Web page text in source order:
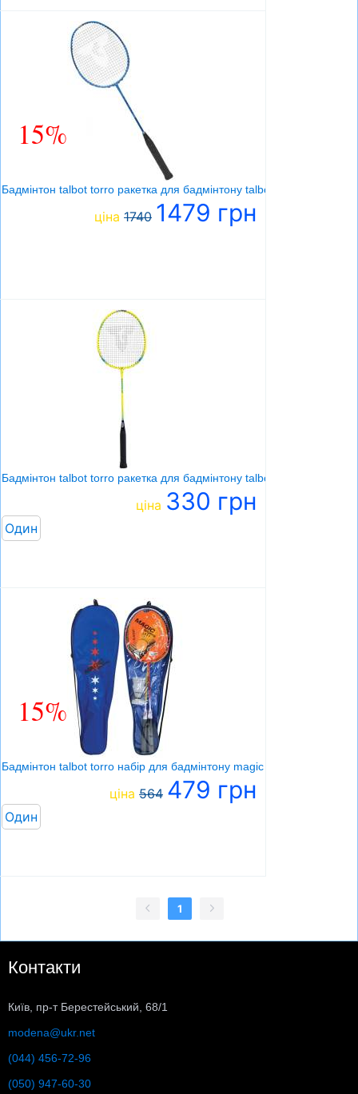
15%
Бадмінтон talbot torro ракетка для бадмінтону talbot isoforce 411.8
ціна 1740 1479 грн
Бадмінтон talbot torro ракетка для бадмінтону talbot attacker
ціна 330 грн
Один
15%
Бадмінтон talbot torro набір для бадмінтону magic sports funbird
ціна 564 479 грн
Один
1
Контакти
Київ, пр-т Берестейський, 68/1
modena@ukr.net
(044) 456-72-96
(050) 947-60-30